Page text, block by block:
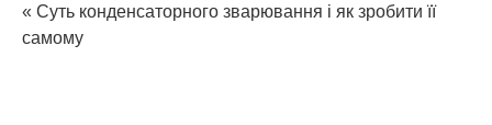
« Суть конденсаторного зварювання і як зробити її
самому